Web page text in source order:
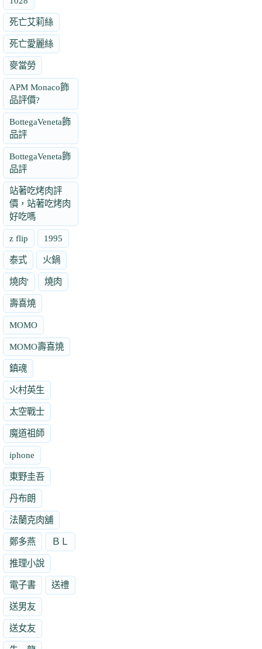
死亡艾莉絲
死亡愛麗絲
麥當勞
APM Monaco飾
品評價?
BottegaVeneta飾
品評
BottegaVeneta飾
品評
站著吃烤肉評
價，站著吃烤肉
好吃嗎
z flip 1995
泰式 火鍋
燒肉' 燒肉
壽喜燒
MOMO
MOMO壽喜燒
鎮魂
火村英生
太空戰士
魔道祖師
iphone
東野圭吾
丹布朗
法蘭克肉舖
鄭多燕 ＢＬ
推理小說
電子書 送禮
送男友
送女友